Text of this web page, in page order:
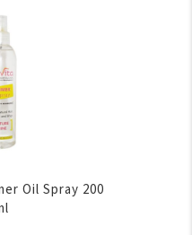
Oil Spray 200